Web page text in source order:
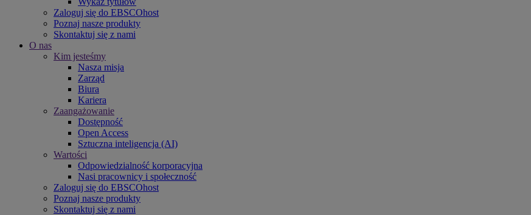
Zaloguj się do EBSCOhost
Poznaj nasze produkty
Skontaktuj się z nami
O nas
Kim jesteśmy
Nasza misja
Zarząd
Biura
Kariera
Zaangażowanie
Dostępność
Open Access
Sztuczna inteligencja (AI)
Wartości
Odpowiedzialność korporacyjna
Nasi pracownicy i społeczność
Zaloguj się do EBSCOhost
Poznaj nasze produkty
Skontaktuj się z nami